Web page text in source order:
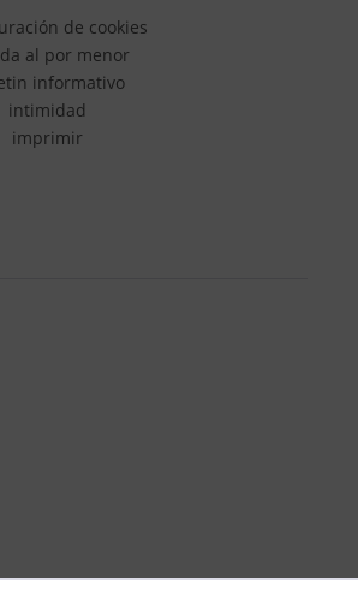
de cookies
al por menor
informativo
intimidad
imprimir